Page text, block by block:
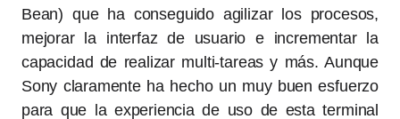
Bean) que ha conseguido agilizar los procesos,
mejorar la interfaz de usuario e incrementar la
capacidad de realizar multi-tareas y más. Aunque
Sony claramente ha hecho un muy buen esfuerzo
para que la experiencia de uso de esta terminal